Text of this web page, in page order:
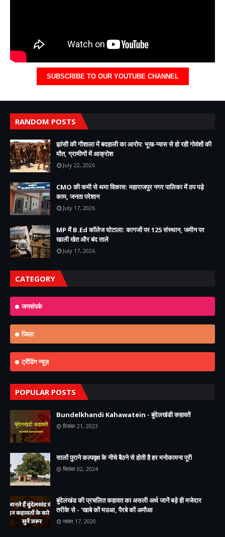
SUBSCRIBE TO OUR YOUTUBE CHANNEL
RANDOM POSTS
झांसी की गौशाला में बदहाली का आरोप: भूख-प्यास से हो रही गोवंशों की
मौत, ग्रामीणों में आक्रोश
July 22, 2026
CMO की कमी से थमा विकास: महाराजपुर नगर पालिका में ठप पड़े
काम, जनता परेशान
July 17, 2026
MP में B.Ed कॉलेज घोटाला: कागजों पर 125 संस्थान, जमीन पर
खाली खेत और बंद ताले
July 17, 2026
CATEGORY
जनसंपर्क
जिला
ट्रेंडिंग न्यूज़
POPULAR POSTS
Bundelkhandi Kahawatein - बुंदेलखंडी कहावतें
दिसंबर 21, 2023
सालों पुराने कल्पवृक्ष के नीचे बैठने से होती है हर मनोकामना पूरी
सितंबर 02, 2024
बुंदेलखंड की प्रचलित कहावत का असली अर्थ जानें बड़े ही मजेदार
तरीके से - 'खाबे कों मउआ, पैरबे कों अमौआ
नवंबर 17, 2020